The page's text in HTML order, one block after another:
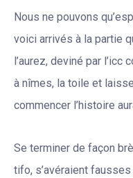
Nous ne pouvons
voici arrivés à la partie
l’aurez, deviné par l’icc
à nîmes, la toile et
commencer l’histoire
Se terminer de façon
tifo, s’avéraient